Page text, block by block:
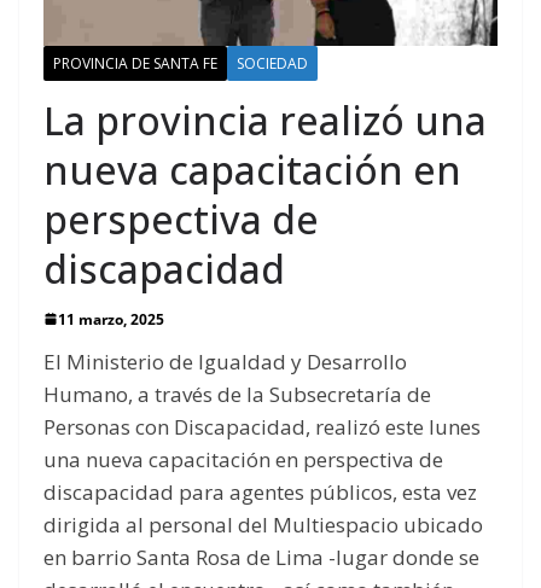
PROVINCIA DE SANTA FE SOCIEDAD
La provincia realizó una
nueva capacitación en
perspectiva de
discapacidad
11 marzo, 2025
El Ministerio de Igualdad y Desarrollo
Humano, a través de la Subsecretaría de
Personas con Discapacidad, realizó este lunes
una nueva capacitación en perspectiva de
discapacidad para agentes públicos, esta vez
dirigida al personal del Multiespacio ubicado
en barrio Santa Rosa de Lima -lugar donde se